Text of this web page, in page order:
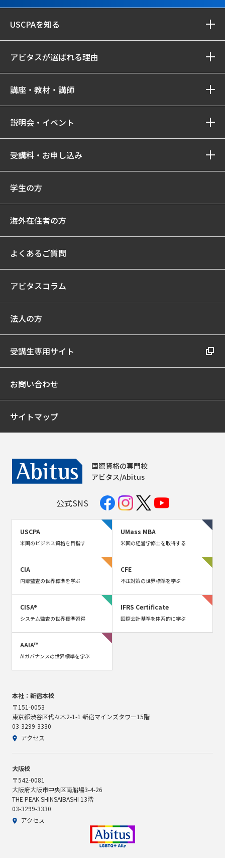
USCPAを知る
アビタスが選ばれる理由
講座・教材・講師
説明会・イベント
受講料・お申し込み
学生の方
海外在住者の方
よくあるご質問
アビタスコラム
法人の方
受講生専用サイト
お問い合わせ
サイトマップ
国際資格の専門校
アビタス/Abitus
公式SNS
USCPA
米国のビジネス資格を目指す
UMass MBA
米国の経営学修士を取得する
CIA
内部監査の世界標準を学ぶ
CFE
不正対策の世界標準を学ぶ
CISA®
システム監査の世界標準習得
IFRS Certificate
国際会計基準を体系的に学ぶ
AAIA™
AIガバナンスの世界標準を学ぶ
本社：新宿本校
〒151-0053
東京都渋谷区代々木2-1-1 新宿マインズタワー15階
03-3299-3330
アクセス
大阪校
〒542-0081
大阪府大阪市中央区南船場3-4-26
THE PEAK SHINSAIBASHI 13階
03-3299-3330
アクセス